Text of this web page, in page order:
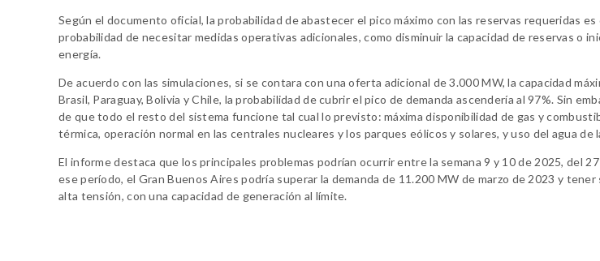
Según el documento oficial, la probabilidad de abastecer el pico máximo con las reservas requeridas
probabilidad de necesitar medidas operativas adicionales, como disminuir la capacidad de reservas o
energía.
De acuerdo con las simulaciones, si se contara con una oferta adicional de 3.000 MW, la capacidad
Brasil, Paraguay, Bolivia y Chile, la probabilidad de cubrir el pico de demanda ascendería al 97%. Sin
de que todo el resto del sistema funcione tal cual lo previsto: máxima disponibilidad de gas y
térmica, operación normal en las centrales nucleares y los parques eólicos y solares, y uso del agua
El informe destaca que los principales problemas podrían ocurrir entre la semana 9 y 10 de 2025, del
ese período, el Gran Buenos Aires podría superar la demanda de 11.200 MW de marzo de 2023 y
alta tensión, con una capacidad de generación al límite.